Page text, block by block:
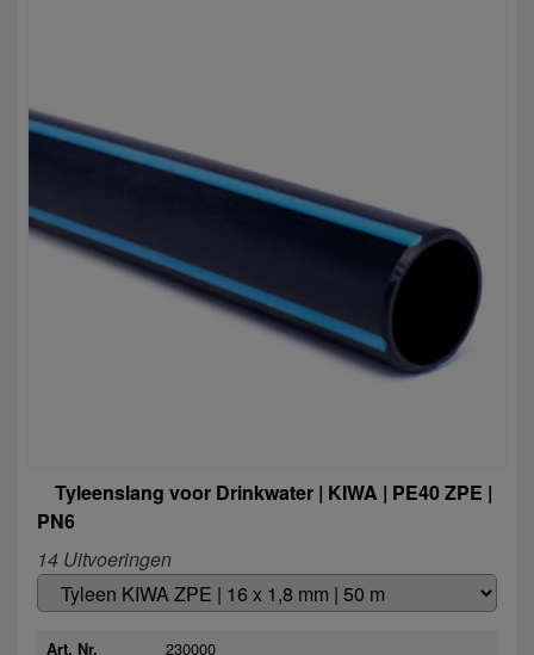
Tyleenslang voor Drinkwater | KIWA | PE40 ZPE |
PN6
14 Uitvoeringen
Art. Nr. 230000